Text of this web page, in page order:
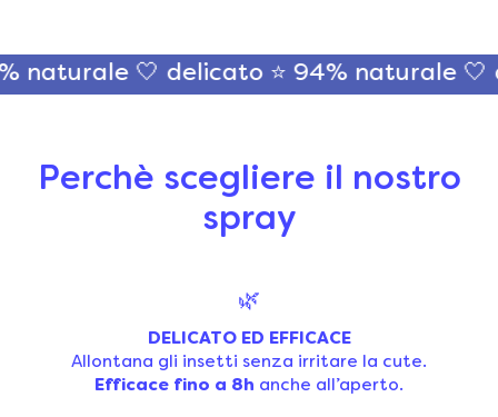
🤍 delicato ⭐ 94% naturale 🤍
Perchè scegliere il nostro
spray
🌿
DELICATO ED EFFICACE
Allontana gli insetti senza irritare la cute.
Efficace fino a 8h anche all’aperto.